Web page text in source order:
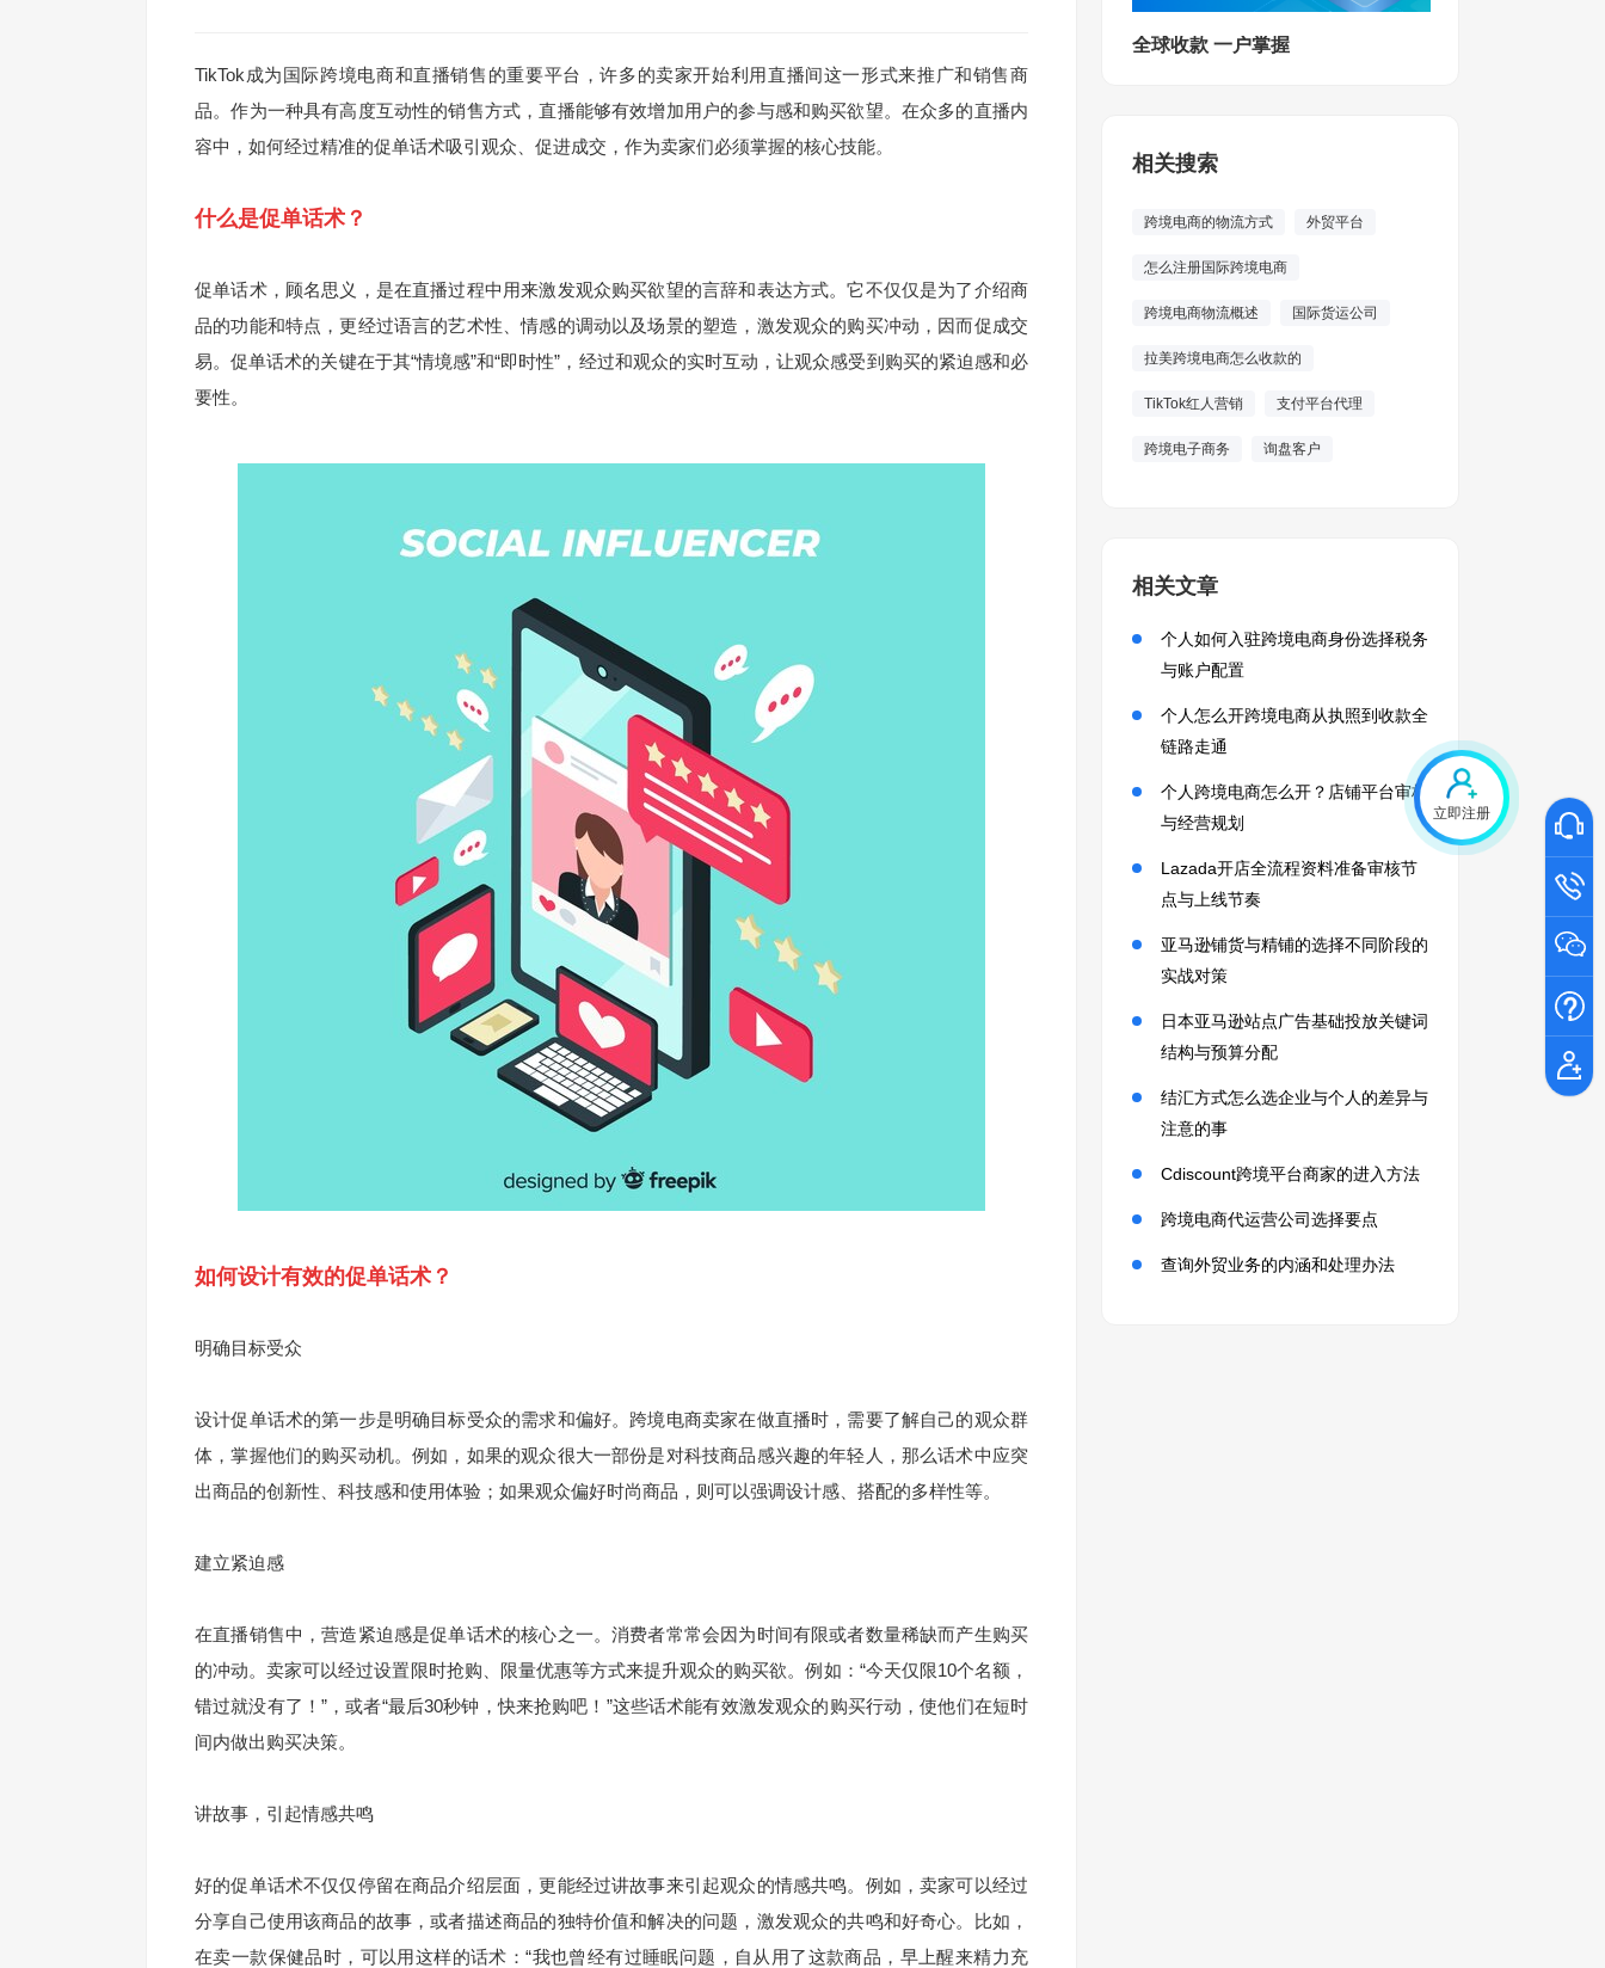
立即注册
TikTok成为国际跨境电商和直播销售的重要平台，许多的卖家开始利用直播间这一形式来推广和销售商
品。作为一种具有高度互动性的销售方式，直播能够有效增加用户的参与感和购买欲望。在众多的直播内
容中，如何经过精准的促单话术吸引观众、促进成交，作为卖家们必须掌握的核心技能。
什么是促单话术？
促单话术，顾名思义，是在直播过程中用来激发观众购买欲望的言辞和表达方式。它不仅仅是为了介绍商
品的功能和特点，更经过语言的艺术性、情感的调动以及场景的塑造，激发观众的购买冲动，因而促成交
易。促单话术的关键在于其“情境感”和“即时性”，经过和观众的实时互动，让观众感受到购买的紧迫感和必
要性。
如何设计有效的促单话术？
明确目标受众
设计促单话术的第一步是明确目标受众的需求和偏好。跨境电商卖家在做直播时，需要了解自己的观众群
体，掌握他们的购买动机。例如，如果的观众很大一部份是对科技商品感兴趣的年轻人，那么话术中应突
出商品的创新性、科技感和使用体验；如果观众偏好时尚商品，则可以强调设计感、搭配的多样性等。
建立紧迫感
在直播销售中，营造紧迫感是促单话术的核心之一。消费者常常会因为时间有限或者数量稀缺而产生购买
的冲动。卖家可以经过设置限时抢购、限量优惠等方式来提升观众的购买欲。例如：“今天仅限10个名额，
错过就没有了！”，或者“最后30秒钟，快来抢购吧！”这些话术能有效激发观众的购买行动，使他们在短时
间内做出购买决策。
讲故事，引起情感共鸣
好的促单话术不仅仅停留在商品介绍层面，更能经过讲故事来引起观众的情感共鸣。例如，卖家可以经过
分享自己使用该商品的故事，或者描述商品的独特价值和解决的问题，激发观众的共鸣和好奇心。比如，
在卖一款保健品时，可以用这样的话术：“我也曾经有过睡眠问题，自从用了这款商品，早上醒来精力充
全球收款 一户掌握
相关搜索
跨境电商的物流方式 外贸平台
怎么注册国际跨境电商
跨境电商物流概述 国际货运公司
拉美跨境电商怎么收款的
TikTok红人营销 支付平台代理
跨境电子商务 询盘客户
相关文章
个人如何入驻跨境电商身份选择税务
与账户配置
个人怎么开跨境电商从执照到收款全
链路走通
个人跨境电商怎么开？店铺平台审核
与经营规划
Lazada开店全流程资料准备审核节
点与上线节奏
亚马逊铺货与精铺的选择不同阶段的
实战对策
日本亚马逊站点广告基础投放关键词
结构与预算分配
结汇方式怎么选企业与个人的差异与
注意的事
Cdiscount跨境平台商家的进入方法
跨境电商代运营公司选择要点
查询外贸业务的内涵和处理办法